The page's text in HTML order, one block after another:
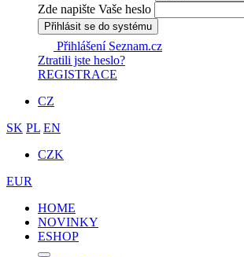
Zde napište Vaše heslo
Přihlásit se do systému
Přihlášení Seznam.cz
Ztratili jste heslo?
REGISTRACE
CZ
SK PL EN
CZK
EUR
HOME
NOVINKY
ESHOP